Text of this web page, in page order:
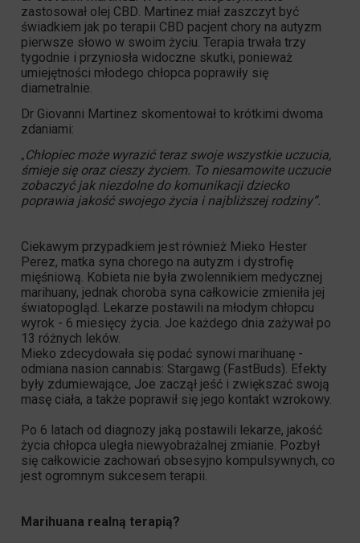
zastosował olej CBD. Martinez miał zaszczyt być
świadkiem jak po terapii CBD pacjent chory na autyzm
pierwsze słowo w swoim życiu. Terapia trwała trzy
tygodnie i przyniosła widoczne skutki, ponieważ
umiejętności młodego chłopca poprawiły się
diametralnie.
Dr Giovanni Martinez skomentował to krótkimi dwoma
zdaniami:
„ Chłopiec może wyrazić teraz swoje wszystkie uczucia,
śmieje się oraz cieszy życiem. To niesamowite uczucie
zobaczyć jak niezdolne do komunikacji dziecko
poprawia jakość swojego życia i najbliższej rodziny”.
Ciekawym przypadkiem jest również Mieko Hester
Perez, matka syna chorego na autyzm i dystrofię
mięśniową. Kobieta nie była zwolennikiem medycznej
marihuany, jednak choroba syna całkowicie zmieniła jej
światopogląd. Lekarze postawili na młodym chłopcu
wyrok - 6 miesięcy życia. Joe każdego dnia zażywał po
13 różnych leków.
Mieko zdecydowała się podać synowi marihuanę -
odmiana nasion cannabis: Stargawg (FastBuds). Efekty
były zdumiewające, Joe zaczął jeść i zwiększać swoją
masę ciała, a także poprawił się jego kontakt wzrokowy.
Po 6 latach od diagnozy jaką postawili lekarze, jakość
życia chłopca uległa niewyobrażalnej zmianie. Pozbył
się całkowicie zachowań obsesyjno kompulsywnych, co
jest ogromnym sukcesem terapii.
Marihuana realną terapią?